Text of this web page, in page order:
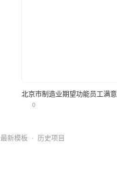
0
最新模板 · 历史项目